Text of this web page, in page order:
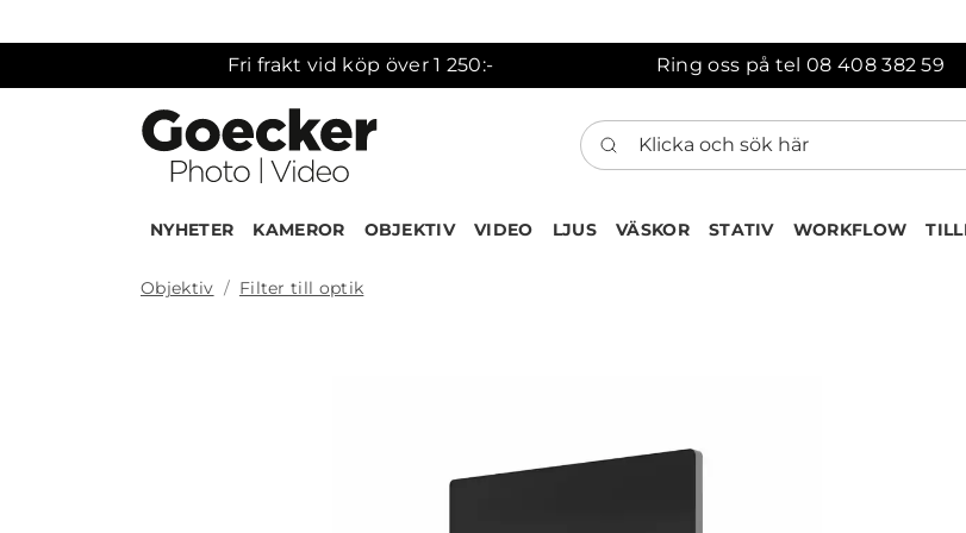
Fri frakt vid köp över 1 250:- Ring oss på tel 08 408 382 59
Klicka och sök här
NYHETER KAMEROR OBJEKTIV VIDEO LJUS VÄSKOR STATIV WORKFLOW
Objektiv Filter till optik
Köps ofta tillsammans